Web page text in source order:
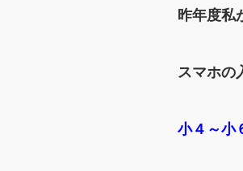
昨年度私
スマホの
小４～